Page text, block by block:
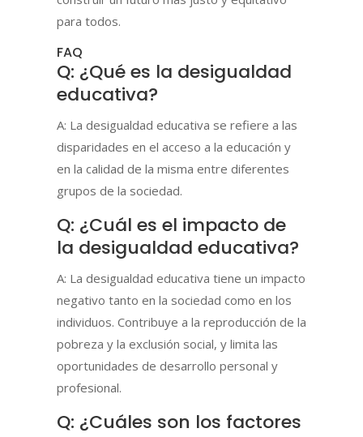
para todos.
FAQ
Q: ¿Qué es la desigualdad
educativa?
A: La desigualdad educativa se refiere a las
disparidades en el acceso a la educación y
en la calidad de la misma entre diferentes
grupos de la sociedad.
Q: ¿Cuál es el impacto de
la desigualdad educativa?
A: La desigualdad educativa tiene un impacto
negativo tanto en la sociedad como en los
individuos. Contribuye a la reproducción de la
pobreza y la exclusión social, y limita las
oportunidades de desarrollo personal y
profesional.
Q: ¿Cuáles son los factores